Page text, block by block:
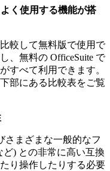
く使用する機能が搭
較して無料版で使用で
、無料の OfficeSuite で
すべて利用できます。
部にある比較表をご覧
さまざまな一般的なフ
ど) との非常に高い互換
り操作したりする必要